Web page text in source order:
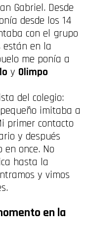
Gabriel. Desde
desde los 14
con el grupo
están en la
me ponía a
y Olimpo
del colegio:
imitaba a
primer contacto
y después
en once. No
hasta la
y vimos
en la